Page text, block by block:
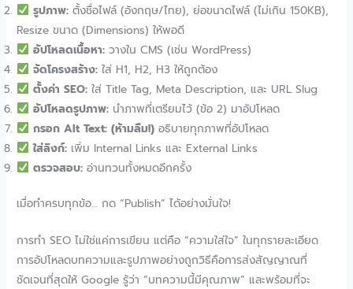
รูปภาพ:ตั้งชื่อไฟล์ (อังกฤษ/ไทย), ย่อขนาดไฟล์ (ไม่เกิน 150KB),
Resize ขนาด (Dimensions) ให้พอดี
อัปโหลดเนื้อหา:วางใน CMS (เช่น WordPress)
จัดโครงสร้าง:ใส่ H1, H2, H3 ให้ถูกต้อง
ตั้งค่า SEO:ใส่ Title Tag, Meta Description, และ URL Slug
อัปโหลดรูปภาพ:นำภาพที่เตรียมไว้ (ข้อ 2) มาอัปโหลด
กรอก Alt Text: (ห้ามลืม!)อธิบายทุกภาพที่อัปโหลด
ใส่ลิงก์:เพิ่ม Internal Links และ External Links
ตรวจสอบ:อ่านทวนทั้งหมดอีกครั้ง
เมื่อทำครบทุกข้อ… กด “Publish” ได้อย่างมั่นใจ!
การทำ SEO ไม่ใช่แค่การเขียน แต่คือ “ความใส่ใจ” ในทุกรายละเอียด
การอัปโหลดบทความและรูปภาพอย่างถูกวิธีคือการส่งสัญญาณที่
ชัดเจนที่สุดให้ Google รู้ว่า “บทความนี้มีคุณภาพ” และพร้อมที่จะ